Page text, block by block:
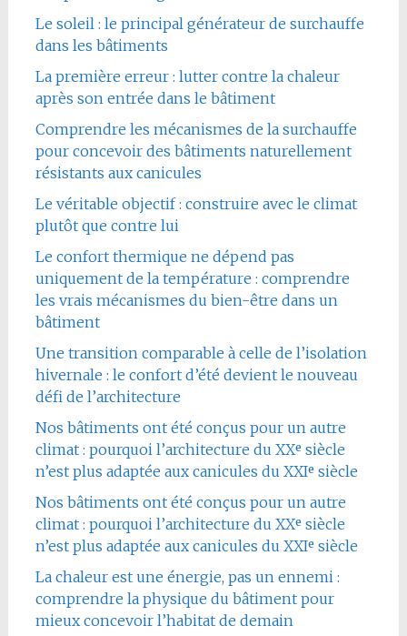
Le soleil : le principal générateur de surchauffe
dans les bâtiments
La première erreur : lutter contre la chaleur
après son entrée dans le bâtiment
Comprendre les mécanismes de la surchauffe
pour concevoir des bâtiments naturellement
résistants aux canicules
Le véritable objectif : construire avec le climat
plutôt que contre lui
Le confort thermique ne dépend pas
uniquement de la température : comprendre
les vrais mécanismes du bien-être dans un
bâtiment
Une transition comparable à celle de l’isolation
hivernale : le confort d’été devient le nouveau
défi de l’architecture
Nos bâtiments ont été conçus pour un autre
climat : pourquoi l’architecture du XXᵉ siècle
n’est plus adaptée aux canicules du XXIᵉ siècle
Nos bâtiments ont été conçus pour un autre
climat : pourquoi l’architecture du XXᵉ siècle
n’est plus adaptée aux canicules du XXIᵉ siècle
La chaleur est une énergie, pas un ennemi :
comprendre la physique du bâtiment pour
mieux concevoir l’habitat de demain